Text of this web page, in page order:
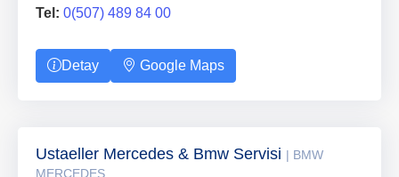
Tel: 0(507) 489 84 00
Detay Google Maps
Ustaeller Mercedes & Bmw Servisi | BMW
MERCEDES